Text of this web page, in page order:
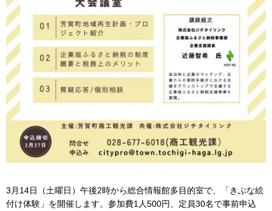
3月14日（土曜日）午後2時から総合情報館多目的室で、「きぶな絵
付け体験」を開催します。参加費1人500円、定員30名で事前申込